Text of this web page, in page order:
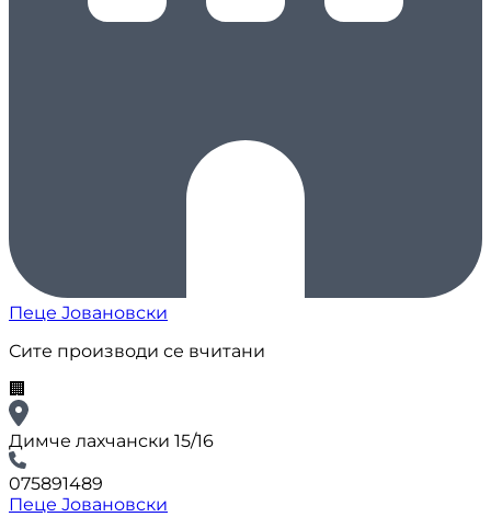
Пеце Јовановски
Сите производи се вчитани
🏢
Димче лахчански 15/16
075891489
Пеце Јовановски